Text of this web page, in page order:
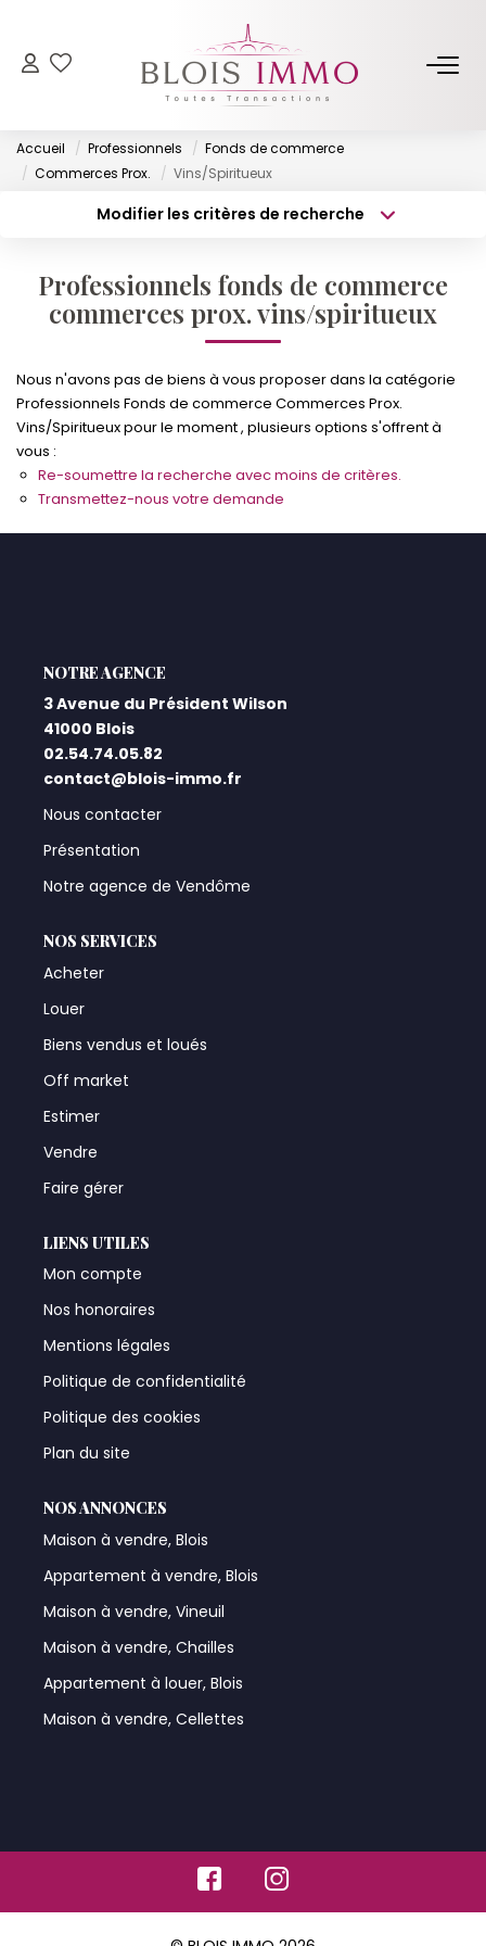
NOS BIENS
Acheter
Off Market
ESTIMER
FAIRE GÉRER
NOTRE AGENCE
Qui Sommes-Nous ?
CONTACT
Accueil Professionnels
Fonds de commerce
Commerces Prox.
Vins/Spiritueux
Modifier les critères de recherche
Type de bien
Surface min
Créer une alerte
Professionnels fonds de commerce
commerces prox. vins/spiritueux
Nous n'avons pas de biens à vous proposer dans la catégorie
Professionnels Fonds de commerce Commerces Prox.
Vins/Spiritueux pour le moment , plusieurs options s'offrent à
vous :
Re-soumettre la recherche avec moins de critères.
Transmettez-nous votre demande
L'AGENCE
3 Avenue du Président Wilson
41000 Blois
02.54.74.05.82
contact@blois-immo.fr
Nous contacter
Présentation
Notre agence de Vendôme
NOS SERVICES
Acheter
Louer
Biens vendus et loués
Off market
Estimer
Vendre
Faire gérer
LIENS UTILES
Mon compte
Nos honoraires
Mentions légales
Politique de confidentialité
Politique des cookies
Plan du site
NOS ANNONCES
Maison à vendre, Blois
Appartement à vendre, Blois
Maison à vendre, Vineuil
Maison à vendre, Chailles
Appartement à louer, Blois
Maison à vendre, Cellettes